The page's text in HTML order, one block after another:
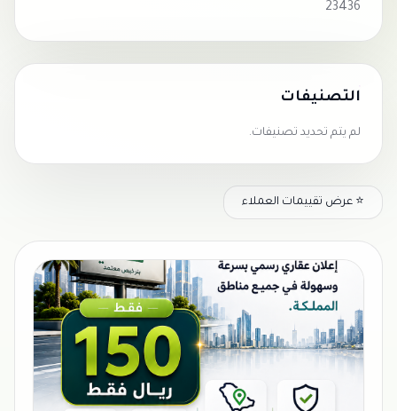
23436
التصنيفات
لم يتم تحديد تصنيفات.
⭐ عرض تقييمات العملاء